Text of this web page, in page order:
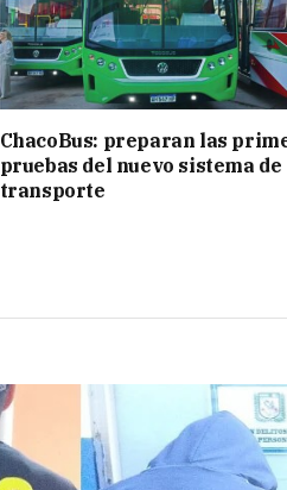
ChacoBus: preparan las
pruebas del nuevo sistema de
transporte